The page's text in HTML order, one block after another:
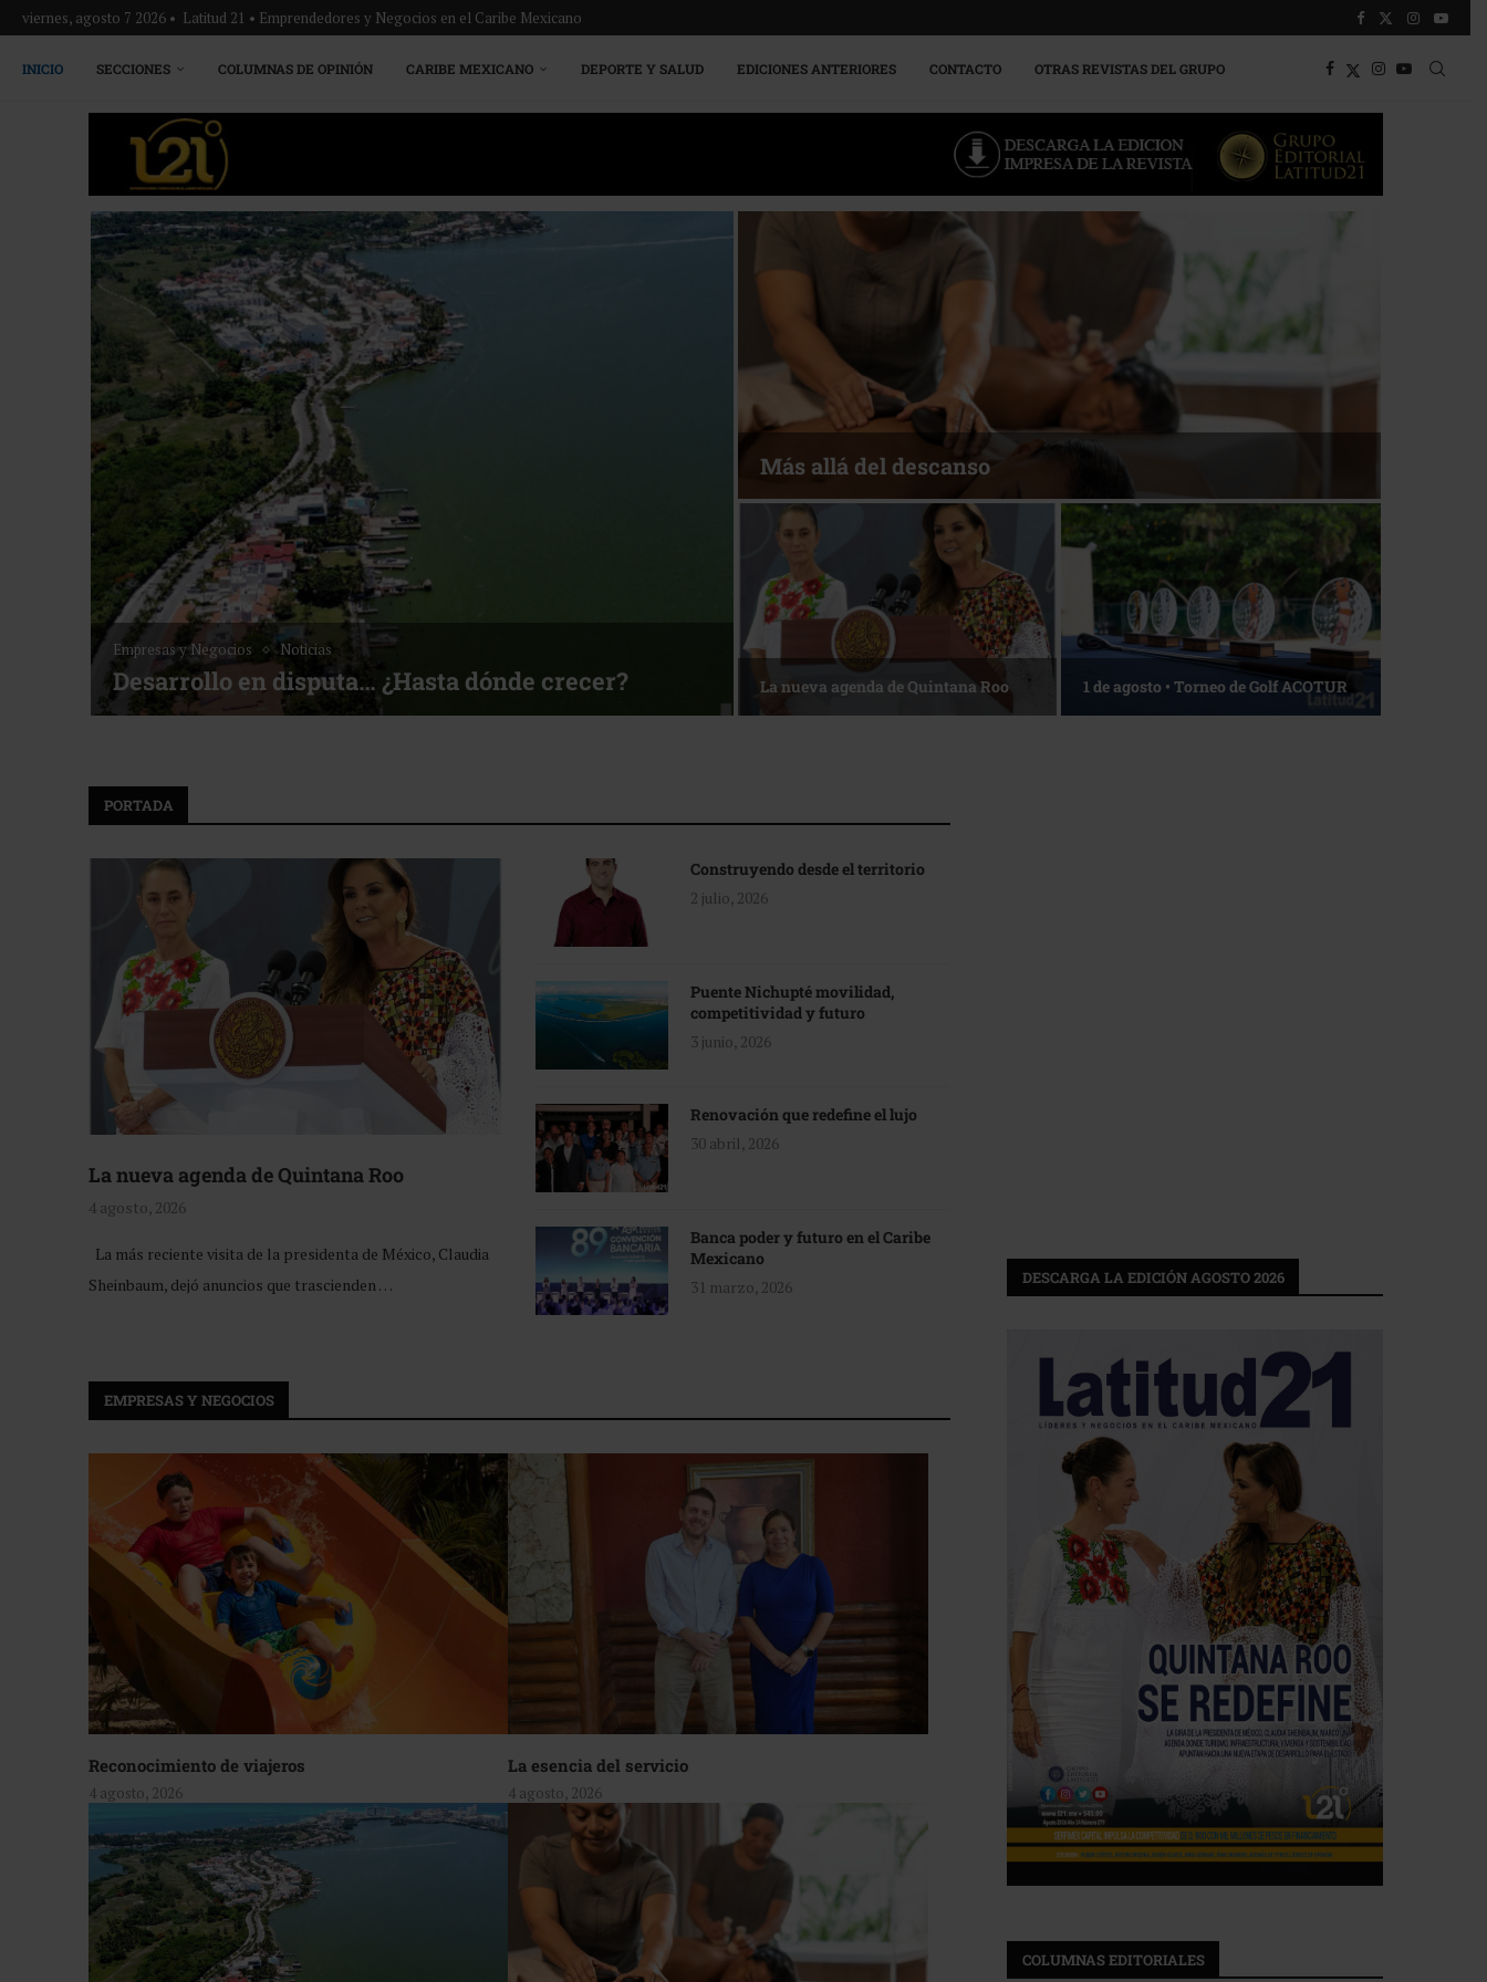
viernes, agosto 7 2026 • Latitud 21 • Emprendedores y Negocios en el Caribe Mexicano
INICIO SECCIONES COLUMNAS DE OPINIÓN CARIBE MEXICANO DEPORTE Y SALUD EDICIONES ANTERIORES CONTACTO OTRAS REVISTAS DEL GRUPO
Empresas y Negocios Noticias
Desarrollo en disputa… ¿Hasta dónde crecer?
Más allá del descanso
La nueva agenda de Quintana Roo 1 de agosto • Torneo de Golf ACOTUR
PORTADA
La nueva agenda de Quintana Roo
4 agosto, 2026
La más reciente visita de la presidenta de México, Claudia
Sheinbaum, dejó anuncios que trascienden …
Construyendo desde el territorio
2 julio, 2026
Puente Nichupté movilidad,
competitividad y futuro
3 junio, 2026
Renovación que redefine el lujo
30 abril, 2026
Banca poder y futuro en el Caribe
Mexicano
31 marzo, 2026
EMPRESAS Y NEGOCIOS
Reconocimiento de viajeros
4 agosto, 2026
La esencia del servicio
4 agosto, 2026
DESCARGA LA EDICIÓN AGOSTO 2026
COLUMNAS EDITORIALES